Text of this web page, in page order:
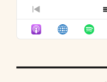
PREVIOUS
EPISODE